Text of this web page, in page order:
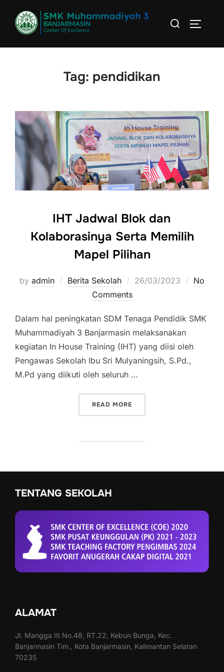
content
Search
Tag: pendidikan
IHT Jadwal Blok dan
Kolaborasinya Serta Memilih
Mapel Pilihan
by admin Berita Sekolah
Posted
26/03/2023
No
Comments
Dalam hal peningkatan SDM Tenaga Pendidik SMK
Muhammadiyah 3 Banjarmasin melaksanakan
kegiatan In House Training (IHT) yang diisi oleh
Pengawas Sekolah Ibu Sri Mulyaningsih, S.Pd.,
M.Pd yang diikuti oleh seluruh …
READ MORE
TENTANG SEKOLAH
ALAMAT
Jl. Mangga III No.48, RT.22, Kebun Bunga, Kec.
Banjarmasin Tim., Kota Banjarmasin, Kalimantan Selatan
70235